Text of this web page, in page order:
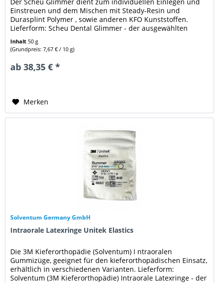
Einstreuen und dem Mischen mit Steady-Resin und
Durasplint Polymer , sowie anderen KFO Kunststoffen.
Lieferform: Scheu Dental Glimmer - der ausgewählten
Inhalt50 g
(Grundpreis: 7,67 € / 10 g)
ab 38,35 € *
Merken
Solventum Germany GmbH
Intraorale Latexringe Unitek Elastics
Die 3M Kieferorthopädie (Solventum) I ntraoralen
Gummizüge, geeignet für den kieferorthopädischen Einsatz,
erhältlich in verschiedenen Varianten. Lieferform:
Solventum (3M Kieferorthopädie) Intraorale Latexringe - der